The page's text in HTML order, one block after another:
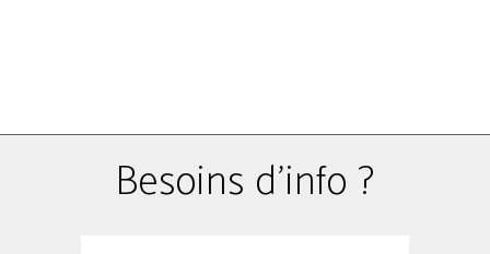
Besoins d'info ?